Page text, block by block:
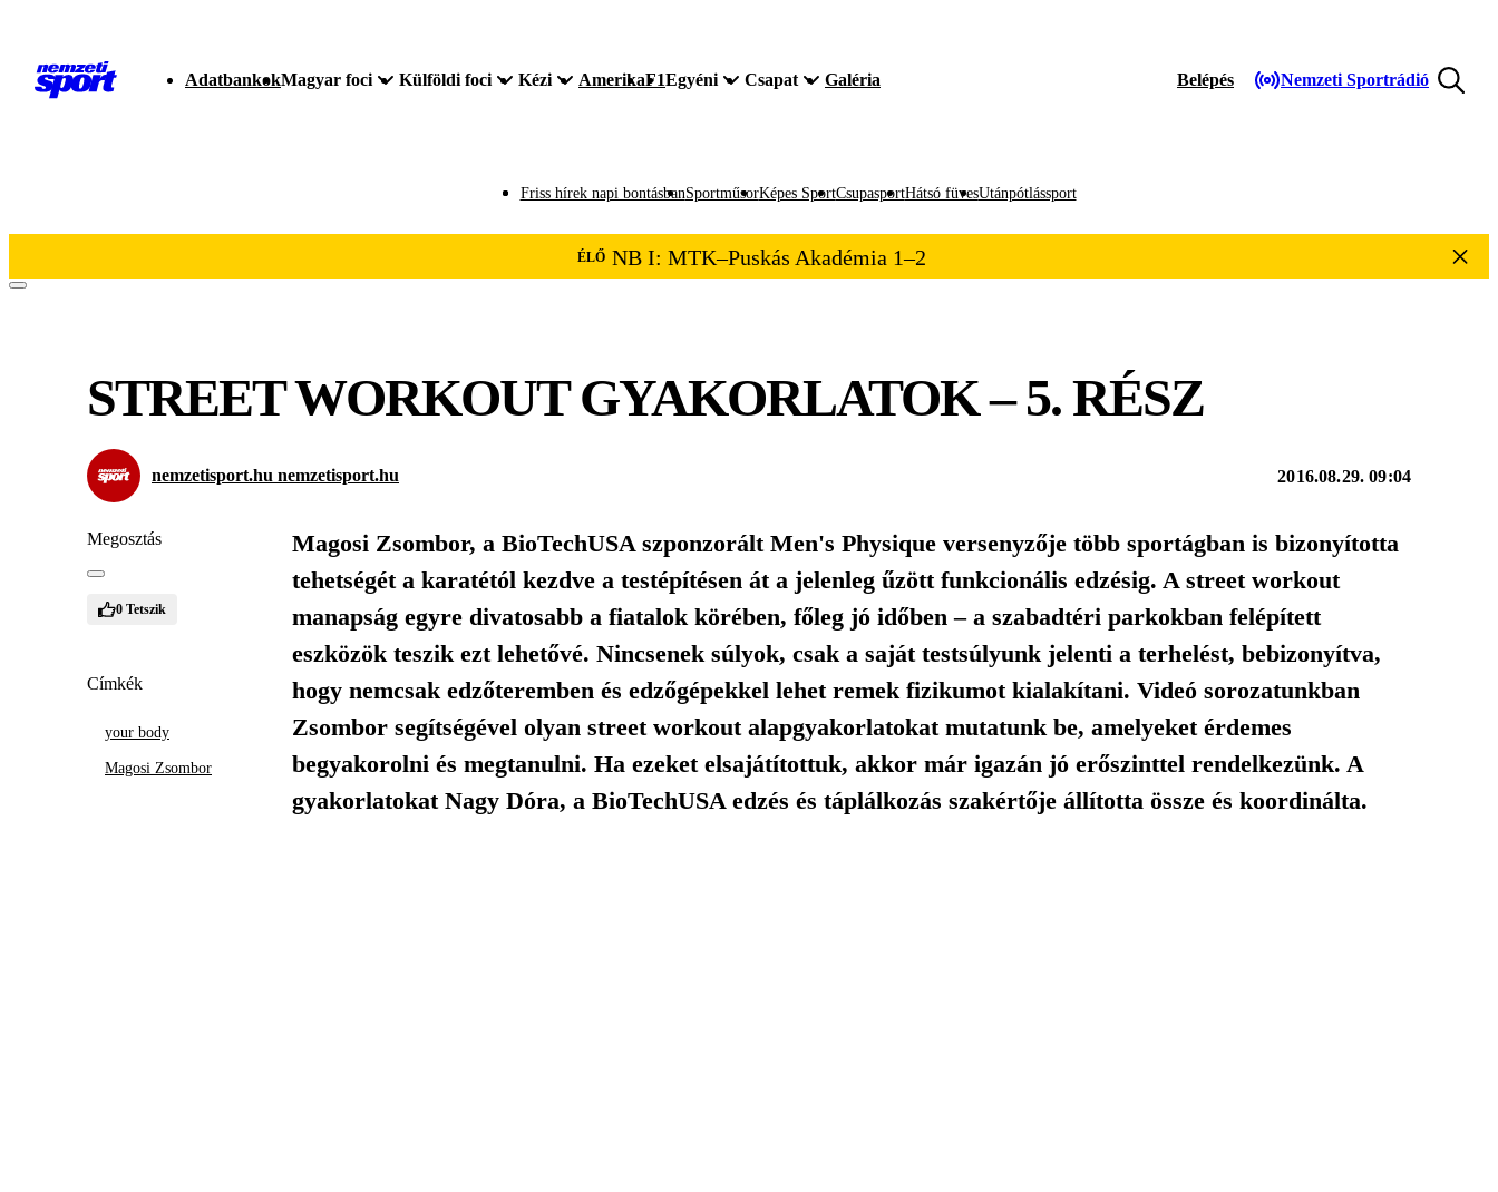
AdatbankokMagyar foci Külföldi foci Kézi AmerikaF1Egyéni Csapat Galéria Belépés Nemzeti Sportrádió
Friss hírek napi bontásbanSportműsorKépes SportCsupasportHátsó füvesUtánpótlássport
ÉLŐ NB I: MTK–Puskás Akadémia 1–2
STREET WORKOUT GYAKORLATOK – 5. RÉSZ
nemzetisport.hu nemzetisport.hu 2016.08.29. 09:04
Megosztás
0 Tetszik
Címkék
your body
Magosi Zsombor
Magosi Zsombor, a BioTechUSA szponzorált Men's Physique versenyzője több sportágban is bizonyította
tehetségét a karatétól kezdve a testépítésen át a jelenleg űzött funkcionális edzésig. A street workout
manapság egyre divatosabb a fiatalok körében, főleg jó időben – a szabadtéri parkokban felépített
eszközök teszik ezt lehetővé. Nincsenek súlyok, csak a saját testsúlyunk jelenti a terhelést, bebizonyítva,
hogy nemcsak edzőteremben és edzőgépekkel lehet remek fizikumot kialakítani. Videó sorozatunkban
Zsombor segítségével olyan street workout alapgyakorlatokat mutatunk be, amelyeket érdemes
begyakorolni és megtanulni. Ha ezeket elsajátítottuk, akkor már igazán jó erőszinttel rendelkezünk. A
gyakorlatokat Nagy Dóra, a BioTechUSA edzés és táplálkozás szakértője állította össze és koordinálta.